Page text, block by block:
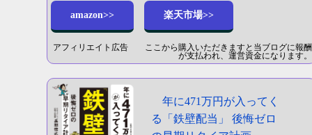
amazon>> 楽天市場>>
アフィリエイト広告 ここから購入いただきますと当ブログに報酬
が支払われ、運営資金になります。
年に471万円が入ってく
る「鉄壁配当」 後悔ゼロ